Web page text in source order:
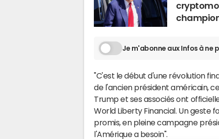
Je m'abonne aux Infos à ne
"C'est le début d'une révolution
de l'ancien président américain,
Trump et ses associés ont
World Liberty Financial. Un geste
promis, en pleine campagne
l'Amérique a besoin".